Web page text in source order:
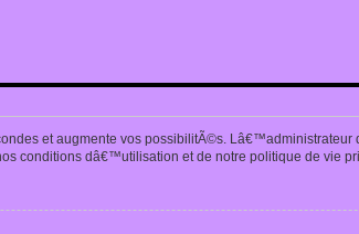
et augmente vos possibilitÃ©s.
conditions dâ€™utilisation et de notre politique de vie